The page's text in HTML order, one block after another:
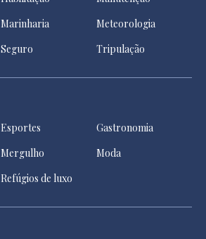
Marinharia
Meteorologia
Seguro Tripulação
Esportes
Gastronomia
Mergulho
Moda
Refúgios de luxo